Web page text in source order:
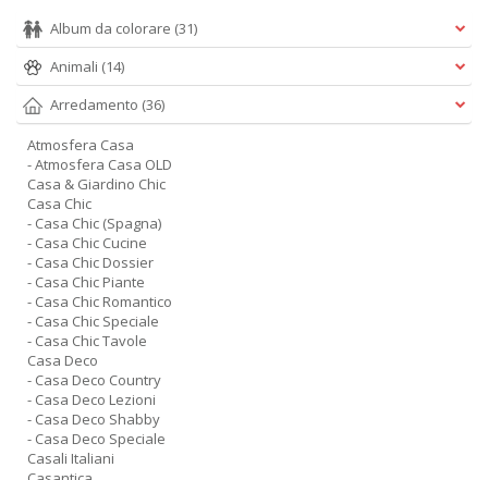
Album da colorare (31)
Animali (14)
Arredamento (36)
Atmosfera Casa
- Atmosfera Casa OLD
Casa & Giardino Chic
Casa Chic
- Casa Chic (Spagna)
- Casa Chic Cucine
- Casa Chic Dossier
- Casa Chic Piante
- Casa Chic Romantico
- Casa Chic Speciale
- Casa Chic Tavole
Casa Deco
- Casa Deco Country
- Casa Deco Lezioni
- Casa Deco Shabby
- Casa Deco Speciale
Casali Italiani